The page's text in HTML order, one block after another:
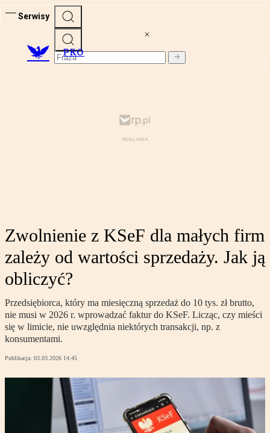
Serwisy
PRO
Zwolnienie z KSeF dla małych firm
zależy od wartości sprzedaży. Jak ją
obliczyć?
Przedsiębiorca, który ma miesięczną sprzedaż do 10 tys. zł brutto,
nie musi w 2026 r. wprowadzać faktur do KSeF. Licząc, czy mieści
się w limicie, nie uwzględnia niektórych transakcji, np. z
konsumentami.
Publikacja: 03.03.2026 14:45